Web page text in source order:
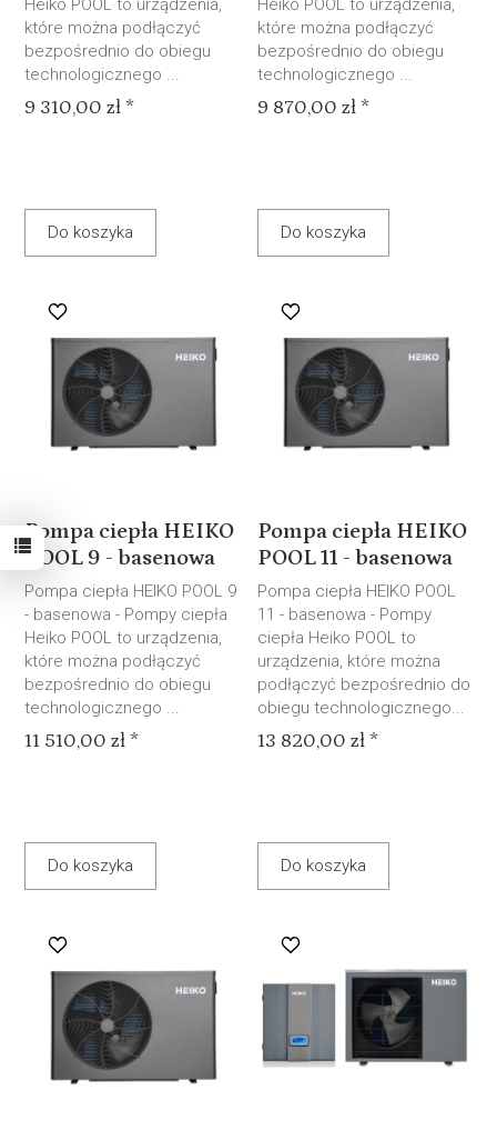
Heiko POOL to urządzenia,
które można podłączyć
bezpośrednio do obiegu
technologicznego ...
9 310,00 zł *
Do koszyka
Heiko POOL to urządzenia,
które można podłączyć
bezpośrednio do obiegu
technologicznego ...
9 870,00 zł *
Do koszyka
Pompa ciepła HEIKO
POOL 9 - basenowa
Pompa ciepła HEIKO POOL 9
- basenowa - Pompy ciepła
Heiko POOL to urządzenia,
które można podłączyć
bezpośrednio do obiegu
technologicznego ...
11 510,00 zł *
Do koszyka
Pompa ciepła HEIKO
POOL 11 - basenowa
Pompa ciepła HEIKO POOL
11 - basenowa - Pompy
ciepła Heiko POOL to
urządzenia, które można
podłączyć bezpośrednio do
obiegu technologicznego...
13 820,00 zł *
Do koszyka